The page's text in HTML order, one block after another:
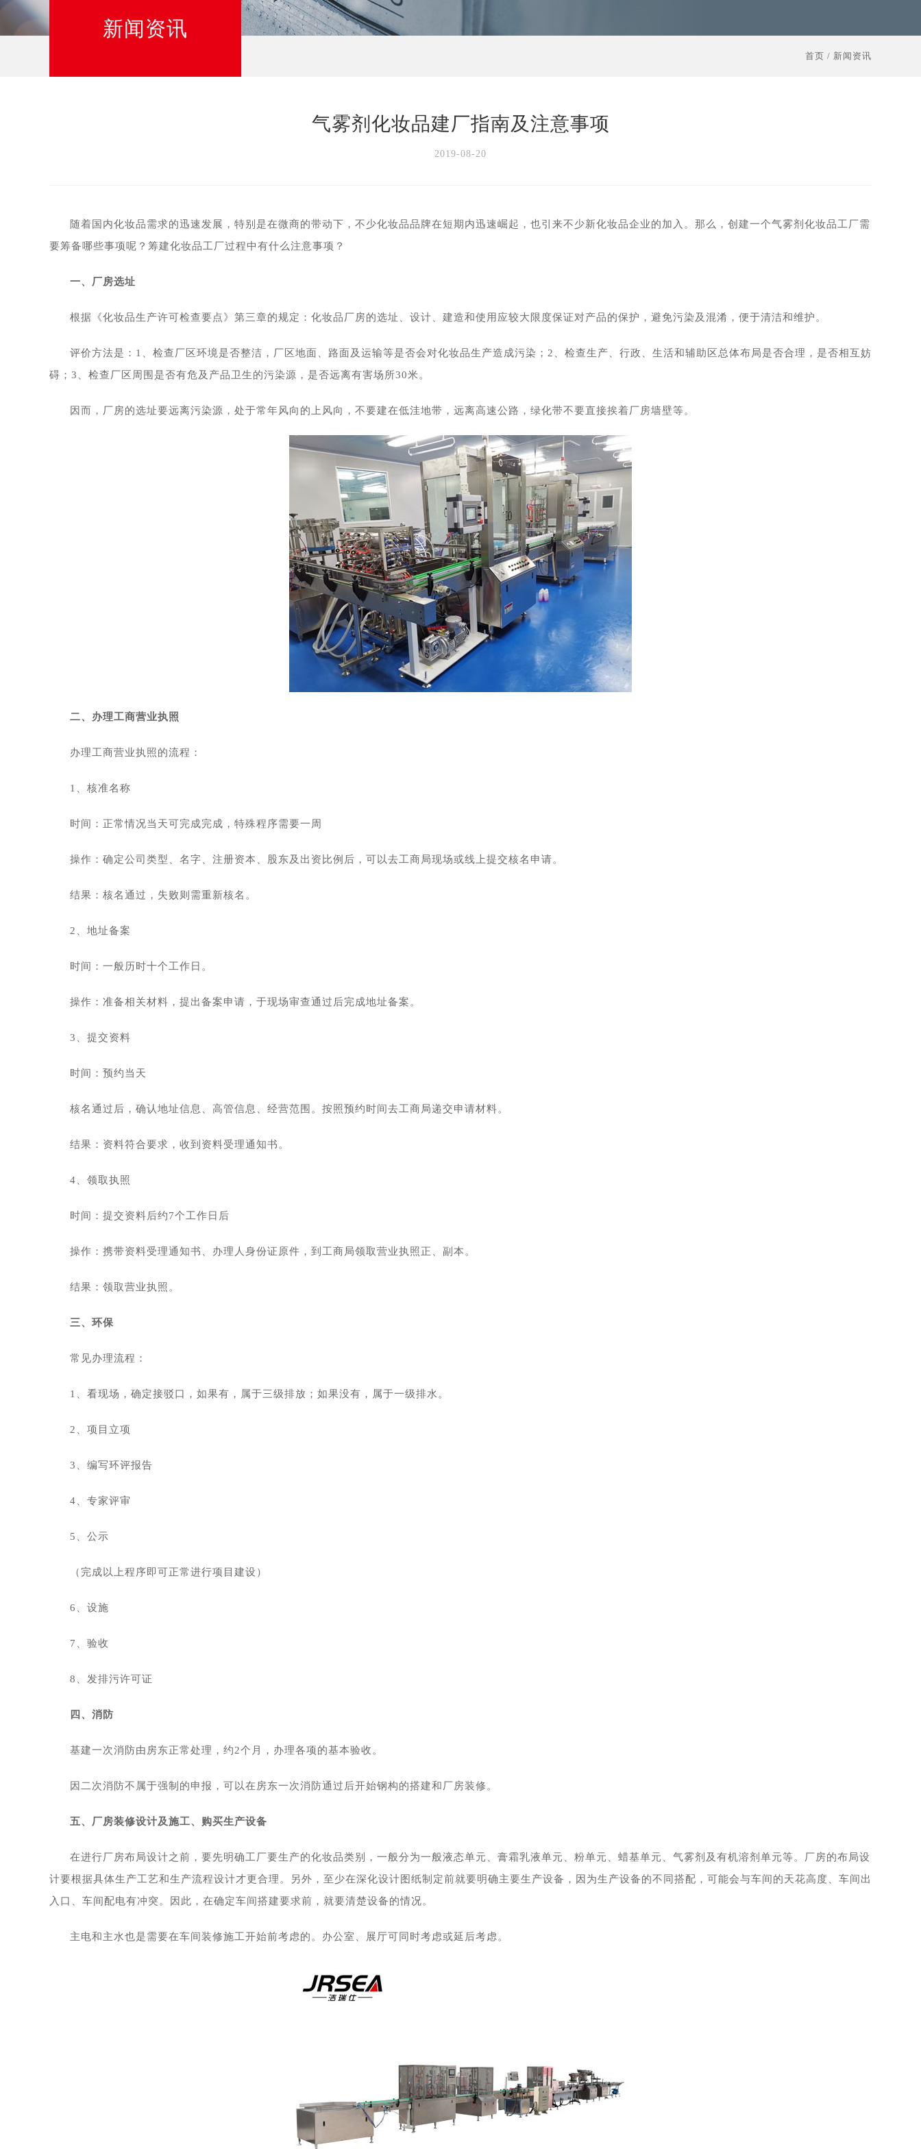
新闻资讯
首页 / 新闻资讯
气雾剂化妆品建厂指南及注意事项
2019-08-20
随着国内化妆品需求的迅速发展，特别是在微商的带动下，不少化妆品品牌在短期内迅速崛起，也引来不少新化妆品企业的加入。那么，创建一个气雾剂化妆品工厂需
要筹备哪些事项呢？筹建化妆品工厂过程中有什么注意事项？
一、厂房选址
根据《化妆品生产许可检查要点》第三章的规定：化妆品厂房的选址、设计、建造和使用应较大限度保证对产品的保护，避免污染及混淆，便于清洁和维护。
评价方法是：1、检查厂区环境是否整洁，厂区地面、路面及运输等是否会对化妆品生产造成污染；2、检查生产、行政、生活和辅助区总体布局是否合理，是否相互妨
碍；3、检查厂区周围是否有危及产品卫生的污染源，是否远离有害场所30米。
因而，厂房的选址要远离污染源，处于常年风向的上风向，不要建在低洼地带，远离高速公路，绿化带不要直接挨着厂房墙壁等。
二、办理工商营业执照
办理工商营业执照的流程：
1、核准名称
时间：正常情况当天可完成完成，特殊程序需要一周
操作：确定公司类型、名字、注册资本、股东及出资比例后，可以去工商局现场或线上提交核名申请。
结果：核名通过，失败则需重新核名。
2、地址备案
时间：一般历时十个工作日。
操作：准备相关材料，提出备案申请，于现场审查通过后完成地址备案。
3、提交资料
时间：预约当天
核名通过后，确认地址信息、高管信息、经营范围。按照预约时间去工商局递交申请材料。
结果：资料符合要求，收到资料受理通知书。
4、领取执照
时间：提交资料后约7个工作日后
操作：携带资料受理通知书、办理人身份证原件，到工商局领取营业执照正、副本。
结果：领取营业执照。
三、环保
常见办理流程：
1、看现场，确定接驳口，如果有，属于三级排放；如果没有，属于一级排水。
2、项目立项
3、编写环评报告
4、专家评审
5、公示
（完成以上程序即可正常进行项目建设）
6、设施
7、验收
8、发排污许可证
四、消防
基建一次消防由房东正常处理，约2个月，办理各项的基本验收。
因二次消防不属于强制的申报，可以在房东一次消防通过后开始钢构的搭建和厂房装修。
五、厂房装修设计及施工、购买生产设备
在进行厂房布局设计之前，要先明确工厂要生产的化妆品类别，一般分为一般液态单元、膏霜乳液单元、粉单元、蜡基单元、气雾剂及有机溶剂单元等。厂房的布局设
计要根据具体生产工艺和生产流程设计才更合理。另外，至少在深化设计图纸制定前就要明确主要生产设备，因为生产设备的不同搭配，可能会与车间的天花高度、车间出
入口、车间配电有冲突。因此，在确定车间搭建要求前，就要清楚设备的情况。
主电和主水也是需要在车间装修施工开始前考虑的。办公室、展厅可同时考虑或延后考虑。